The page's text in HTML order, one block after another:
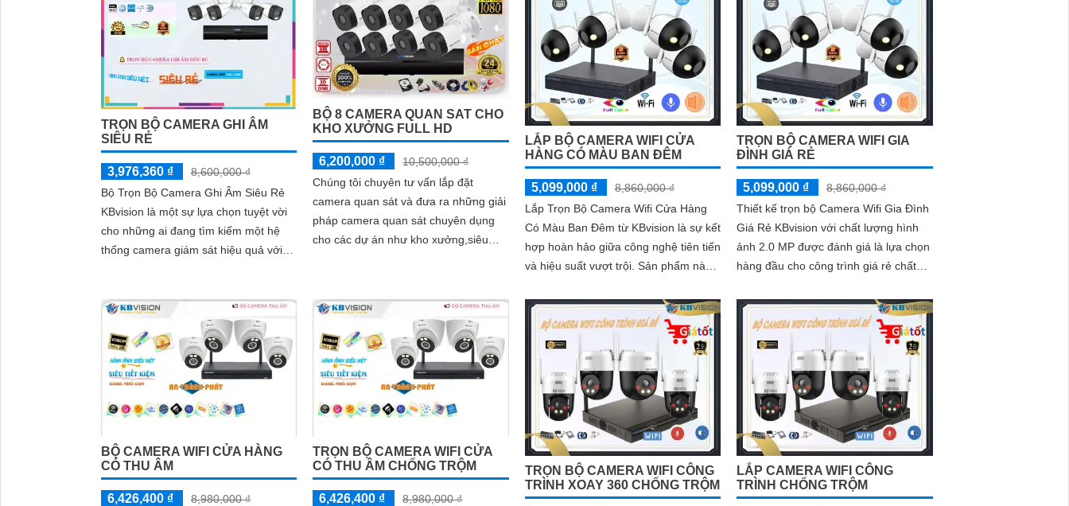
7104T giúp lưu trữ video giám sát
trong 7 ngày cho 4 mắt camera
TRỌN BỘ CAMERA GHI ÂM
SIÊU RẺ
3,976,360 ₫
8,600,000 ₫
Bộ Trọn Bộ Camera Ghi Âm Siêu Rẻ
KBvision là một sự lựa chọn tuyệt vời
cho những ai đang tìm kiếm một hệ
thống camera giám sát hiệu quả với
cần thiết
BỘ 8 CAMERA QUAN SAT CHO
KHO XƯỞNG FULL HD
6,200,000 ₫
10,500,000 ₫
Chúng tôi chuyên tư vấn lắp đặt
camera quan sát và đưa ra những giải
pháp camera quan sát chuyên dụng
cho các dự án như kho xưởng,siêu
LẮP BỘ CAMERA WIFI CỬA
HÀNG CÓ MÀU BAN ĐÊM
5,099,000 ₫
8,860,000 ₫
Lắp Trọn Bộ Camera Wifi Cửa Hàng
Có Màu Ban Đêm từ KBvision là sự kết
hợp hoàn hảo giữa công nghệ tiên tiến
và hiệu suất vượt trội. Sản phẩm này
tiến, đảm bảo sự an toàn cho cửa
hàng của bạn
TRỌN BỘ CAMERA WIFI GIA
ĐÌNH GIÁ RẺ
5,099,000 ₫
8,860,000 ₫
Thiết kế trọn bộ Camera Wifi Gia Đình
Giá Rẻ KBvision với chất lượng hình
ảnh 2.0 MP được đánh giá là lựa chọn
hàng đầu cho công trình giá rẻ chất
BỘ CAMERA WIFI CỬA HÀNG
CÓ THU ÂM
6,426,400 ₫
8,980,000 ₫
TRỌN BỘ CAMERA WIFI CỬA
CÓ THU ÂM CHỐNG TRỘM
6,426,400 ₫
8,980,000 ₫
TRỌN BỘ CAMERA WIFI CÔNG
TRÌNH XOAY 360 CHỐNG TRỘM
LẮP CAMERA WIFI CÔNG
TRÌNH CHỐNG TRỘM